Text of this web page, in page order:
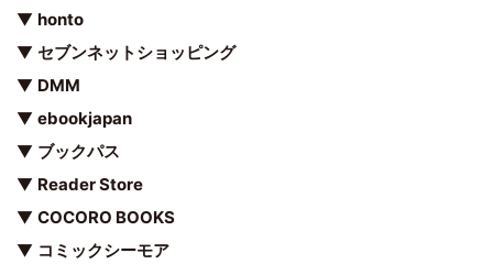
▼ honto
▼ セブンネットショッピング
▼ DMM
▼ ebookjapan
▼ ブックパス
▼ Reader Store
▼ COCORO BOOKS
▼ コミックシーモア